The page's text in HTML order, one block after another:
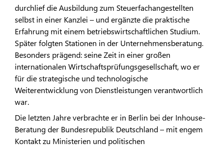
durchlief die Ausbildung zum Steuerfachangestellten
selbst in einer Kanzlei – und ergänzte die praktische
Erfahrung mit einem betriebswirtschaftlichen Studium.
Später folgten Stationen in der Unternehmensberatung.
Besonders prägend: seine Zeit in einer großen
internationalen Wirtschaftsprüfungsgesellschaft, wo er
für die strategische und technologische
Weiterentwicklung von Dienstleistungen verantwortlich
war.
Die letzten Jahre verbrachte er in Berlin bei der Inhouse-
Beratung der Bundesrepublik Deutschland – mit engem
Kontakt zu Ministerien und politischen